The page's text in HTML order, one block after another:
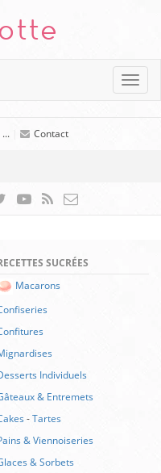
Contact
SUCRÉES
Macarons
Individuels
& Entremets
-Tartes
& Viennoiseries
& Sorbets